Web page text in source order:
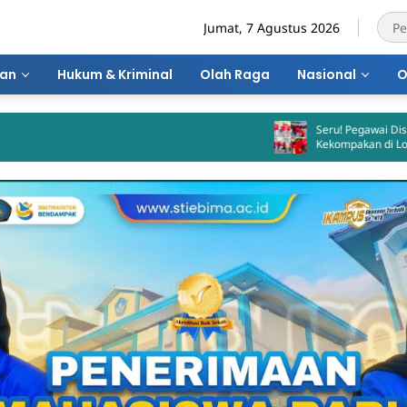
Jumat, 7 Agustus 2026
Hukum & Kriminal Olah Raga Nasional
Seru! Pegawai Diskominfotik Kota
Kekompakan di Lomba HUT RI